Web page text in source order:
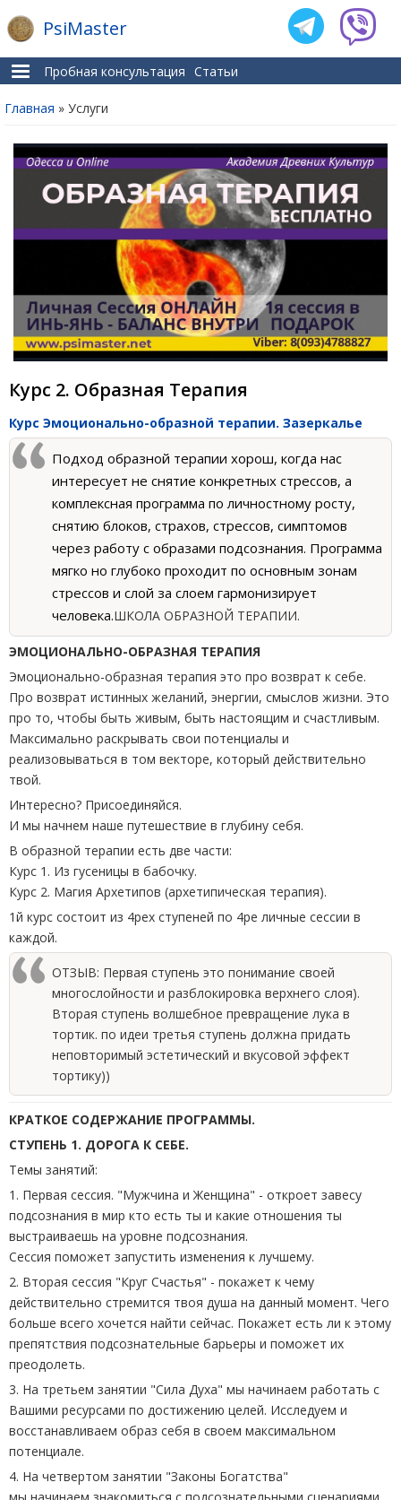
PsiMaster
Пробная консультация Статьи
Вы здесь
Главная » Услуги
Курс 2. Образная Терапия
Курс Эмоционально-образной терапии. Зазеркалье
Подход образной терапии хорош, когда нас
интересует не снятие конкретных стрессов, а
комплексная программа по личностному росту,
снятию блоков, страхов, стрессов, симптомов
через работу с образами подсознания. Программа
мягко но глубоко проходит по основным зонам
стрессов и слой за слоем гармонизирует
человека.ШКОЛА ОБРАЗНОЙ ТЕРАПИИ.
ЭМОЦИОНАЛЬНО-ОБРАЗНАЯ ТЕРАПИЯ
Эмоционально-образная терапия это про возврат к себе.
Про возврат истинных желаний, энергии, смыслов жизни. Это
про то, чтобы быть живым, быть настоящим и счастливым.
Максимально раскрывать свои потенциалы и
реализовываться в том векторе, который действительно
твой.
Интересно? Присоединяйся.
И мы начнем наше путешествие в глубину себя.
В образной терапии есть две части:
Курс 1. Из гусеницы в бабочку.
Курс 2. Магия Архетипов (архетипическая терапия).
1й курс состоит из 4рех ступеней по 4ре личные сессии в
каждой.
ОТЗЫВ: Первая ступень это понимание своей
многослойности и разблокировка верхнего слоя).
Вторая ступень волшебное превращение лука в
тортик. по идеи третья ступень должна придать
неповторимый эстетический и вкусовой эффект
тортику))
КРАТКОЕ СОДЕРЖАНИЕ ПРОГРАММЫ.
СТУПЕНЬ 1. ДОРОГА К СЕБЕ.
Темы занятий:
1. Первая сессия. "Мужчина и Женщина" - откроет завесу
подсознания в мир кто есть ты и какие отношения ты
выстраиваешь на уровне подсознания.
Сессия поможет запустить изменения к лучшему.
2. Вторая сессия "Круг Счастья" - покажет к чему
действительно стремится твоя душа на данный момент. Чего
больше всего хочется найти сейчас. Покажет есть ли к этому
препятствия подсознательные барьеры и поможет их
преодолеть.
3. На третьем занятии "Сила Духа" мы начинаем работать с
Вашими ресурсами по достижению целей. Исследуем и
восстанавливаем образ себя в своем максимальном
потенциале.
4. На четвертом занятии "Законы Богатства"